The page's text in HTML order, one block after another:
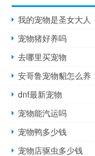
我的宠物是圣女大人
宠物猪好养吗
去哪里买宠物
安哥鲁宠物貂怎么养
dnf最新宠物
宠物能汽运吗
宠物鸭多少钱
宠物店驱虫多少钱